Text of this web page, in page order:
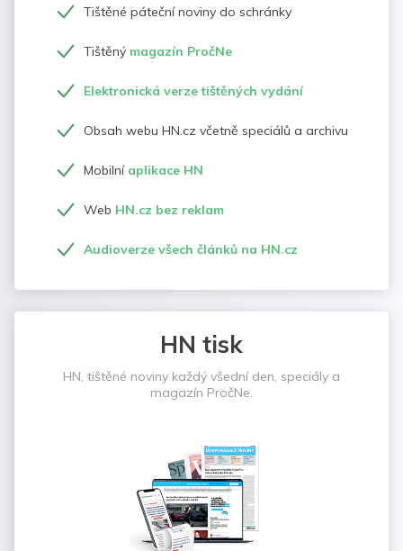
Tištěné páteční noviny do schránky
Tištěný magazín PročNe
Elektronická verze tištěných vydání
Obsah webu HN.cz včetně speciálů a archivu
Mobilní aplikace HN
Web HN.cz bez reklam
Audioverze všech článků na HN.cz
HN tisk
HN, tištěné noviny každý všední den, speciály a
magazín PročNe.